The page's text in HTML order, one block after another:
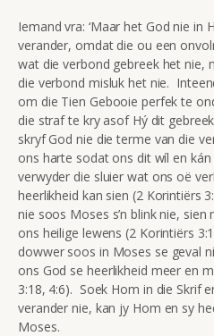
Iemand vra: ‘Maar het God nie in
verander, omdat die ou een
wat die verbond gebreek het nie,
die verbond misluk het nie.
om die Tien Gebooie perfek te
die straf te kry asof Hý dit
skryf God nie die terme van die
ons harte sodat ons dit wíl en
verwyder die sluier wat ons oë
heerlikheid kan sien (2 Korintiërs
nie soos Moses s’n blink nie, sien
ons heilige lewens (2 Korintiërs
dowwer soos in Moses se geval
ons God se heerlikheid meer en
3:18, 4:6). Soek Hom in die Skrif
verander nie, kan jy Hom en sy
Moses.